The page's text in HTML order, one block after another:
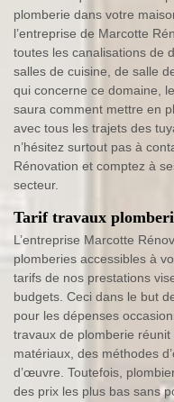
plomberie dans votre
l’entreprise de Marcotte
toutes les canalisations de
salles de cuisine, de salle
qui concerne ce domaine,
saura comment mettre en
avec tous les trajets des
n’hésitez surtout pas à
Rénovation et comptez à
secteur.
Tarif travaux
L’entreprise Marcotte
plomberies accessibles à
tarifs de nos prestations
budgets. Ceci dans le but
pour les dépenses
travaux de plomberie
matériaux, des méthodes
d’œuvre. Toutefois,
des prix les plus bas sans